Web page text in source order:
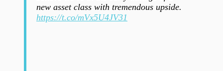
new asset class with tremendous upside.
https://t.co/mVx5U4JV31